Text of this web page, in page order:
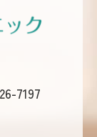
7197